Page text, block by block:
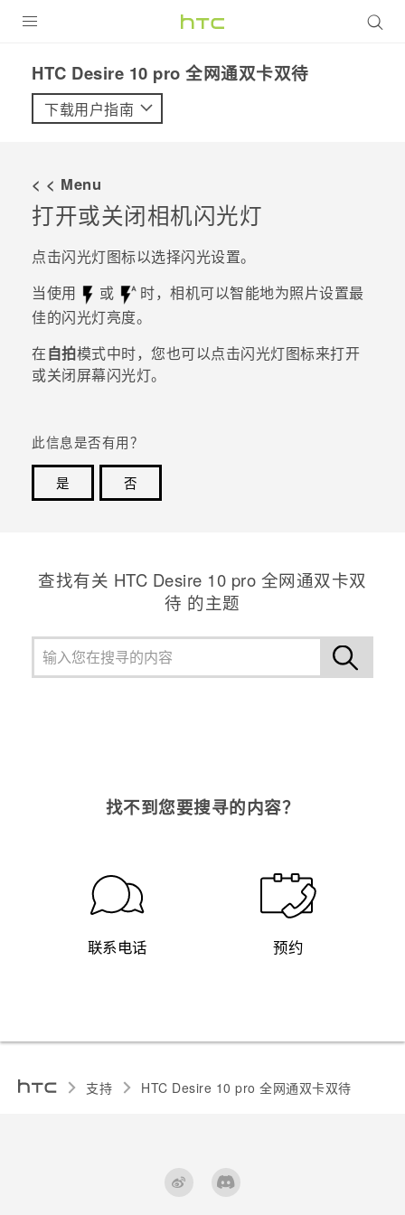
VIVE
支持帮助
在线客服
HTC Desire 10 pro 全网通双卡双待‎
下载用户指南
< < Menu
打开或关闭相机闪光灯
点击闪光灯图标以选择闪光设置。
当使用
或
时，相机可以智能地为照片设置最
佳的闪光灯亮度。
在自拍模式中时，您也可以点击闪光灯图标来打开
或关闭屏幕闪光灯。
此信息是否有用？
是
否
查找有关 HTC Desire 10 pro 全网通双卡双
待 的主题
找不到您要搜寻的内容？
联系电话 预约
支持 HTC Desire 10 pro 全网通双卡双待‎